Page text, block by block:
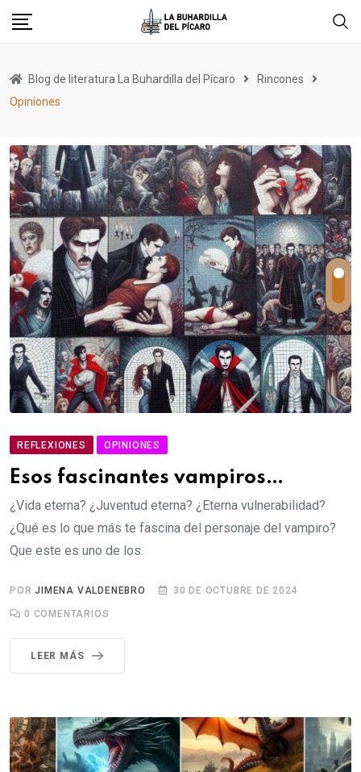
Skip
Blog de literatura La Buhardilla del Pícaro
Rincones
Opiniones
REFLEXIONES OPINIONES
Esos fascinantes vampiros…
¿Vida eterna? ¿Juventud eterna? ¿Eterna vulnerabilidad?
¿Qué es lo que más te fascina del personaje del vampiro?
Que este es uno de los.
PORJIMENA VALDENEBRO 30 DE OCTUBRE DE 2024
0 COMENTARIOS
LEER MÁS